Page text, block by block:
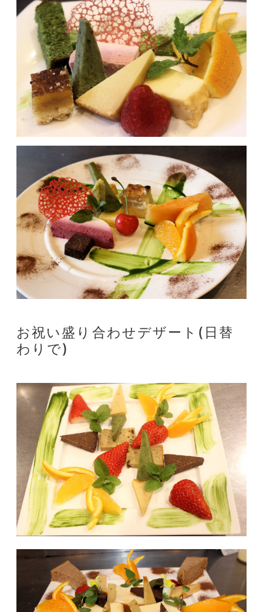
お祝い盛り合わせデザート(日替
わりで)